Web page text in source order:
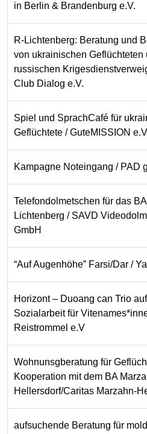
in Berlin & Brandenburg e.V.
R-Lichtenberg: Beratung und
von ukrainischen Geflüchteten
russischen
Club Dialog e.V.
Spiel und SprachCafé für
Geflüchtete / GuteMISSION
Kampagne Noteingang / PAD
Telefondolmetschen für das BA
Lichtenberg / SAVD
GmbH
“Auf Augenhöhe” Farsi/Dar /
Horizont – Duoang can Trio
Sozialarbeit für
Reistrommel e.V
Wohnunsgberatung für
Kooperation mit dem BA
Hellersdorf/Caritas Marzahn-
aufsuchende Beratung für